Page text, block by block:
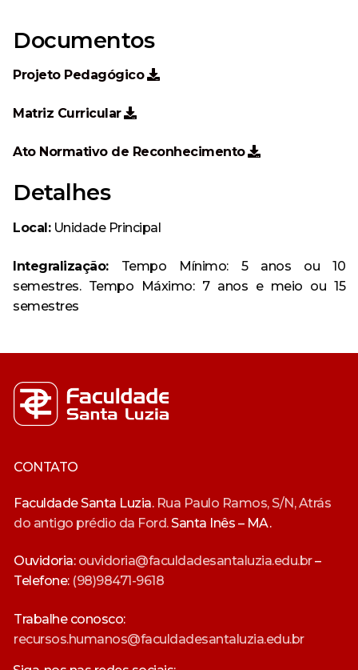
Documentos
Projeto Pedagógico
Matriz Curricular
Ato Normativo de Reconhecimento
Detalhes
Local:Unidade Principal
Integralização:Tempo Mínimo: 5 anos ou 10
semestres. Tempo Máximo: 7 anos e meio ou 15
semestres
CONTATO
Faculdade Santa Luzia. Rua Paulo Ramos, S/N, Atrás
do antigo prédio da Ford.Santa Inês – MA.
Ouvidoria: ouvidoria@faculdadesantaluzia.edu.br–
Telefone: (98)98471-9618
Trabalhe conosco:
recursos.humanos@faculdadesantaluzia.edu.br